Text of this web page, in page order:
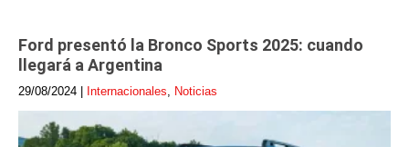
Ford presentó la Bronco Sports 2025: cuando
llegará a Argentina
29/08/2024 Internacionales, Noticias